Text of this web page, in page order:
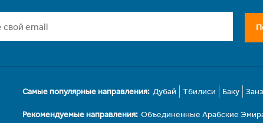
Самые популярные направления: Дубай Тбилиси Баку
Рекомендуемые направления: Объединенные Арабские